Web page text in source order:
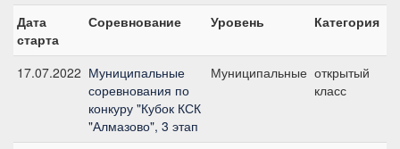
Дата
старта
Соревнование Уровень Категория
17.07.2022 Муниципальные
соревнования по
конкуру "Кубок КСК
"Алмазово", 3 этап
Муниципальные открытый
класс